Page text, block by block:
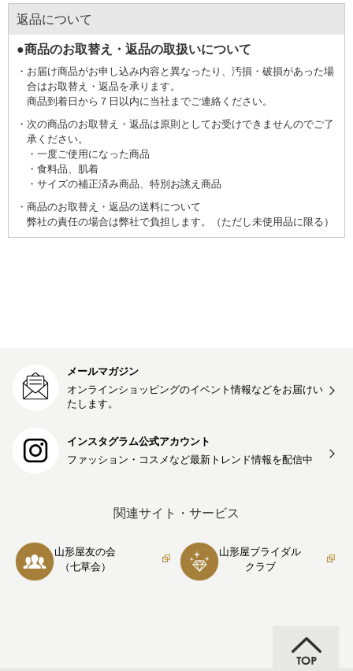
返品について
●商品のお取替え・返品の取扱いについて
お届け商品がお申し込み内容と異なったり、汚損・破損があった場
合はお取替え・返品を承ります。
商品到着日から７日以内に当社までご連絡ください。
次の商品のお取替え・返品は原則としてお受けできませんのでご了
承ください。
一度ご使用になった商品
食料品、肌着
サイズの補正済み商品、特別お誂え商品
商品のお取替え・返品の送料について
弊社の責任の場合は弊社で負担します。（ただし未使用品に限る）
メールマガジン
オンラインショッピングのイベント情報などをお届けい
たします。
インスタグラム公式アカウント
ファッション・コスメなど最新トレンド情報を配信中
関連サイト・サービス
山形屋友の会
（七草会）
山形屋ブライダル
クラブ